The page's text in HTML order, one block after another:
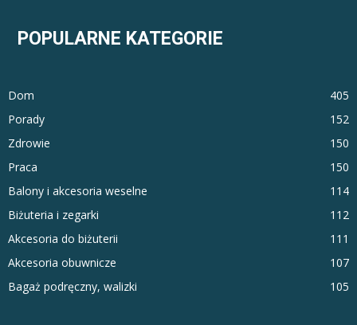
POPULARNE KATEGORIE
Dom
405
Porady
152
Zdrowie
150
Praca
150
Balony i akcesoria weselne
114
Biżuteria i zegarki
112
Akcesoria do biżuterii
111
Akcesoria obuwnicze
107
Bagaż podręczny, walizki
105